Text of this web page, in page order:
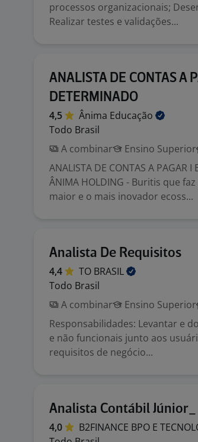
processos organizacionais;
Realizar testes e validações...
ANALISTA DE CONTAS A
DETERMINADO
4,5 Ânima Educação
Todo Brasil
A combinar
Ensino Superior
ANALISTA DE CONTAS A PAGAR
ÂNIMA HOLDING - Buritis que
maior e o mais inovador ecoss...
Analista De Requisitos
4,4 TO BRASIL
Todo Brasil
A combinar
Ensino Superior
Responsabilidades: Levantar e
e não funcionais junto aos
requisitos de negócio...
Analista Contábil Júnior_
4,0 B2FINANCE BPO E